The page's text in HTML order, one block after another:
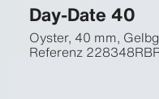
Day-Date 40
Oyster, 40 mm,
Referenz